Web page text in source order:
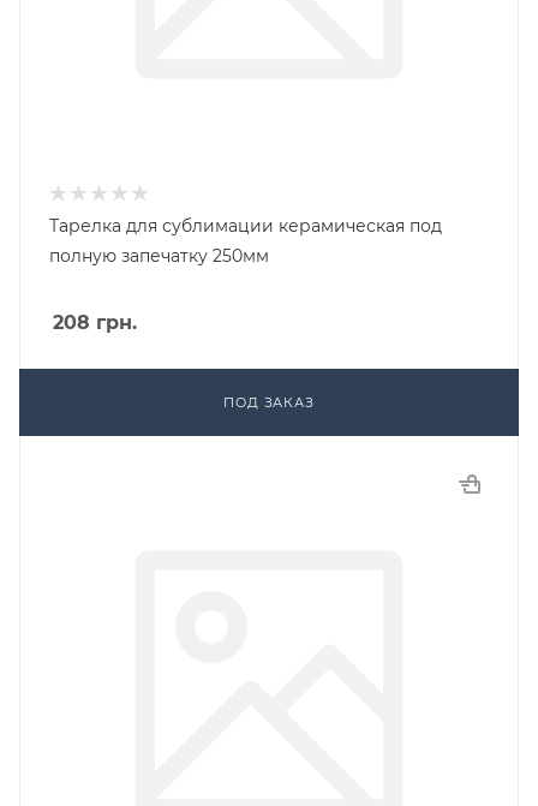
Тарелка для сублимации керамическая под
полную запечатку 250мм
208 грн.
ПОД ЗАКАЗ